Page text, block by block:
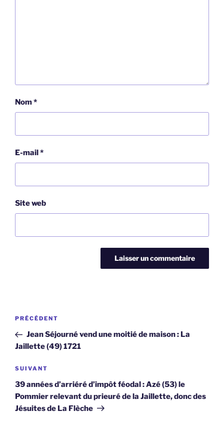
Nom*
E-mail *
Site web
Navigation
l’article
Article
précédent
PRÉCÉDENT
Jean Séjourné vend une moitié de maison : La
Jaillette (49) 1721
Article
suivant
SUIVANT
39 années d’arriéré d’impôt féodal : Azé (53) le
Pommier relevant du prieuré de la Jaillette, donc des
Jésuites de La Flèche